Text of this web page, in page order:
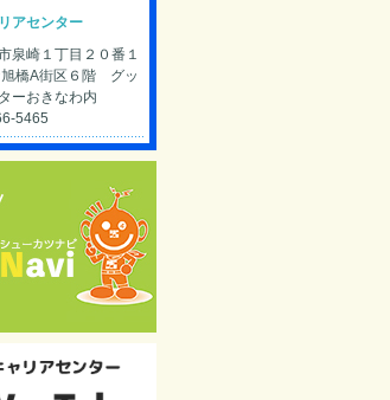
アセンター
泉崎１丁目２０番１
旭橋A街区６階 グッ
ーおきなわ内
5465